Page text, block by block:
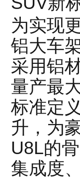
为实现
铝大车
采用铝
量产最
标准定
升，为
U8L的
集成度